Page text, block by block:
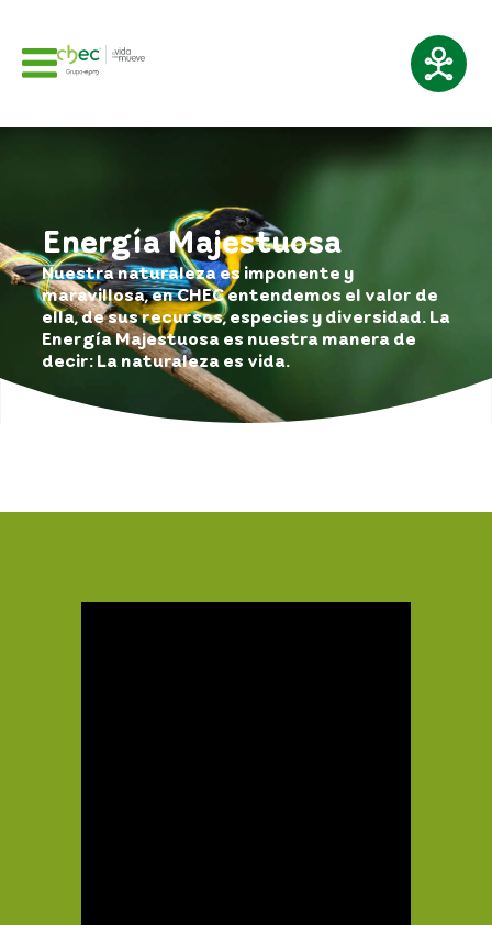
Energía Majestuosa
Nuestra naturaleza es imponente y
maravillosa, en CHEC entendemos el valor de
ella, de sus recursos, especies y diversidad. La
Energía Majestuosa es nuestra manera de
decir: La naturaleza es vida.